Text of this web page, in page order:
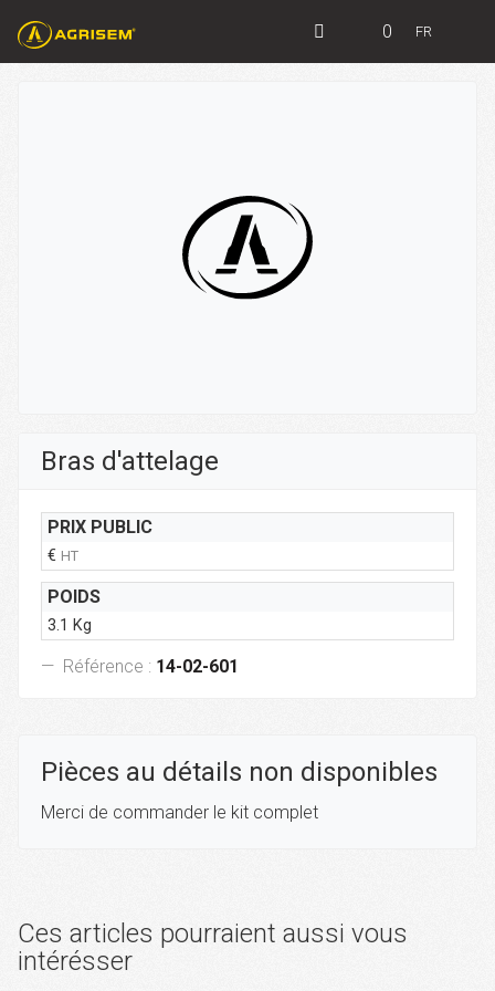
0 FR
Bras d'attelage
PRIX PUBLIC
€ HT
POIDS
3.1 Kg
Référence : 14-02-601
Pièces au détails non disponibles
Merci de commander le kit complet
Ces articles pourraient aussi vous
intérésser